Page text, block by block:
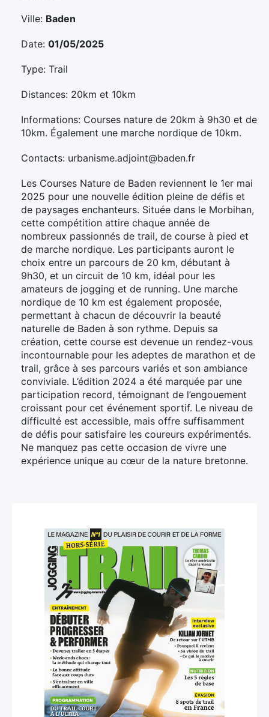
Ville: Baden
Date: 01/05/2025
Type: Trail
Distances: 20km et 10km
Informations: Courses nature de 20km à 9h30 et de
10km. Également une marche nordique de 10km.
Contacts: urbanisme.adjoint@baden.fr
Les Courses Nature de Baden reviennent le 1er mai
2025 pour une nouvelle édition pleine de défis et
de paysages enchanteurs. Située dans le Morbihan,
cette compétition attire chaque année de
nombreux passionnés de trail, de course à pied et
de marche nordique. Les participants auront le
choix entre un parcours de 20 km, débutant à
9h30, et un circuit de 10 km, idéal pour les
amateurs de jogging et de running. Une marche
nordique de 10 km est également proposée,
permettant à chacun de découvrir la beauté
naturelle de Baden à son rythme. Depuis sa
création, cette course est devenue un rendez-vous
incontournable pour les adeptes de marathon et de
trail, grâce à ses parcours variés et son ambiance
conviviale. L’édition 2024 a été marquée par une
participation record, témoignant de l’engouement
croissant pour cet événement sportif. Le niveau de
difficulté est accessible, mais offre suffisamment
de défis pour satisfaire les coureurs expérimentés.
Ne manquez pas cette occasion de vivre une
expérience unique au cœur de la nature bretonne.